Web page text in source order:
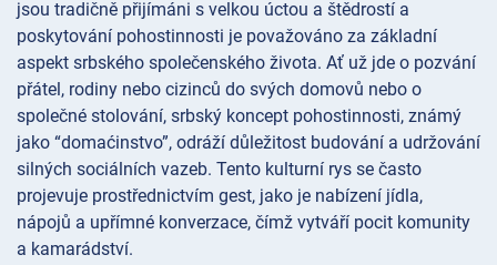
jsou tradičně přijímáni s velkou úctou a štědrostí a
poskytování pohostinnosti je považováno za základní
aspekt srbského společenského života. Ať už jde o pozvání
přátel, rodiny nebo cizinců do svých domovů nebo o
společné stolování, srbský koncept pohostinnosti, známý
jako “domaćinstvo”, odráží důležitost budování a udržování
silných sociálních vazeb. Tento kulturní rys se často
projevuje prostřednictvím gest, jako je nabízení jídla,
nápojů a upřímné konverzace, čímž vytváří pocit komunity
a kamarádství.